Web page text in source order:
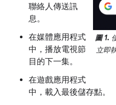
圖 1.
立即
聯絡人傳送訊
息。
在媒體應用程式
中，播放電視節
目的下一集。
在遊戲應用程式
中，載入最後儲存點。